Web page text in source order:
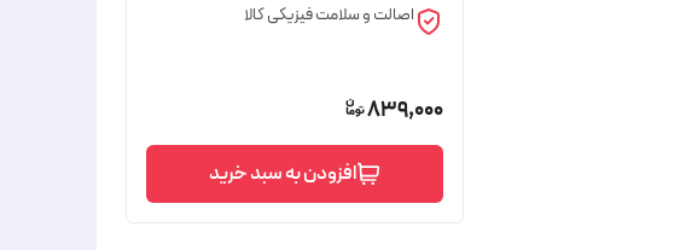
اصالت و سلامت فیزیکی کالا
839,000
افزودن به سبد خرید